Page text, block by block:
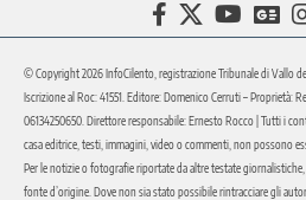
© Copyright 2026 InfoCilento, registrazione Tribunale di Vallo
Iscrizione al Roc: 41551. Editore: Domenico Cerruti – Proprietà:
06134250650. Direttore responsabile: Ernesto Rocco | Tutti i
casa editrice, testi, immagini, video o commenti, non possono
Per le notizie o fotografie riportate da altre testate
fonte d’origine. Dove non sia stato possibile rintracciare gli